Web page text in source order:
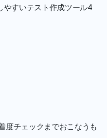
やすいテスト作成ツール4
度チェックまでおこなうも